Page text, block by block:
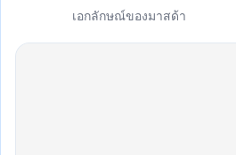
เอกลักษณ์ของมาสด้า